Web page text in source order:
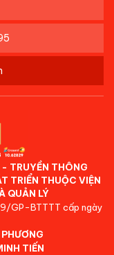
TRUYỀN THÔNG
TRIỂN THUỘC VIỆN
QUẢN LÝ
GP-BTTTT cấp ngày
TIẾN